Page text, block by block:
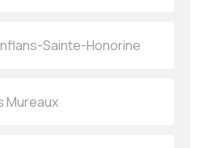
Sainte-Honorine
Mureaux